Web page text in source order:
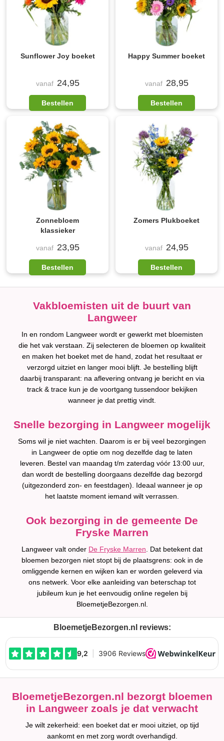
Sunflower Joy boeket
vanaf 24,95
Bestellen
Happy Summer boeket
vanaf 28,95
Bestellen
Zonnebloem
klassieker
vanaf 23,95
Bestellen
Zomers Plukboeket
vanaf 24,95
Bestellen
Vakbloemisten uit de buurt van
Langweer
In en rondom Langweer wordt er gewerkt met bloemisten
die het vak verstaan. Zij selecteren de bloemen op kwaliteit
en maken het boeket met de hand, zodat het resultaat er
verzorgd uitziet en langer mooi blijft. Je bestelling blijft
daarbij transparant: na aflevering ontvang je bericht en via
track & trace kun je de voortgang tussendoor bekijken
wanneer je dat prettig vindt.
Snelle bezorging in Langweer mogelijk
Soms wil je niet wachten. Daarom is er bij veel bezorgingen
in Langweer de optie om nog dezelfde dag te laten
leveren. Bestel van maandag t/m zaterdag vóór 13:00 uur,
dan wordt de bestelling doorgaans dezelfde dag bezorgd
(uitgezonderd zon- en feestdagen). Ideaal wanneer je op
het laatste moment iemand wilt verrassen.
Ook bezorging in de gemeente De
Fryske Marren
Langweer valt onder De Fryske Marren . Dat betekent dat
bloemen bezorgen niet stopt bij de plaatsgrens: ook in de
omliggende kernen en wijken kan er worden geleverd via
ons netwerk. Voor elke aanleiding van beterschap tot
jubileum kun je het eenvoudig online regelen bij
BloemetjeBezorgen.nl.
BloemetjeBezorgen.nl reviews:
BloemetjeBezorgen.nl bezorgt bloemen
in Langweer zoals je dat verwacht
Je wilt zekerheid: een boeket dat er mooi uitziet, op tijd
aankomt en met zorg wordt overhandigd.